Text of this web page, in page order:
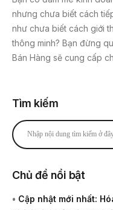
nhưng chưa biết cách
như chưa biết cách giới
thông minh? Bạn đừng
Bán Hàng sẽ cung cấp
Tìm kiếm
Chủ đề nổi bật
• Cập nhật mới nhất: